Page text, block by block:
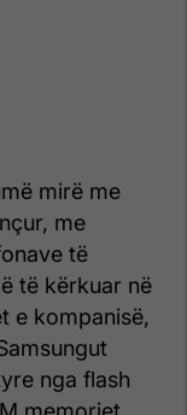
mirë me
me
të
të kërkuar në
e kompanisë,
nga flash